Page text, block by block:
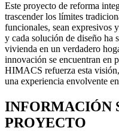
Este proyecto de reforma
trascender los límites
funcionales, sean expresivos
y cada solución de diseño ha
vivienda en un verdadero
innovación se encuentran en
HIMACS refuerza esta
una experiencia envolvente
INFORMACIÓN
PROYECTO